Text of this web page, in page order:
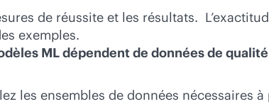
de réussite et les résultats.
exemples.
ML dépendent de données de
les ensembles de données nécessaires